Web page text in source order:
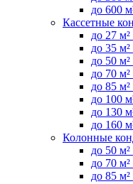
до 600
Кассетные
до 27
до 35
до 50
до 70
до 85
до 100
до 130
до 160
Колонные
до 50
до 70
до 85